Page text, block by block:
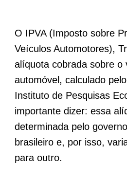
O IPVA (Imposto sobre
Veículos Automotores),
alíquota cobrada sobre o
automóvel, calculado
Instituto de Pesquisas
importante dizer: essa
determinada pelo
brasileiro e, por isso,
para outro.